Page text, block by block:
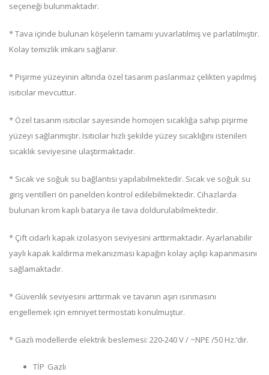
seçeneği bulunmaktadır.
* Tava içinde bulunan köşelerin tamamı yuvarlatılmış ve parlatılmıştır.
Kolay temizlik imkanı sağlanır.
* Pişirme yüzeyinin altında özel tasarım paslanmaz çelikten yapılmış
ısıtıcılar mevcuttur.
* Özel tasarım ısıtıcılar sayesinde homojen sıcaklığa sahip pişirme
yüzeyi sağlanmıştır. Isıtıcılar hızlı şekilde yüzey sıcaklığını istenilen
sıcaklık seviyesine ulaştırmaktadır.
* Sıcak ve soğuk su bağlantısı yapılabilmektedir. Sıcak ve soğuk su
giriş ventilleri ön panelden kontrol edilebilmektedir. Cihazlarda
bulunan krom kaplı batarya ile tava doldurulabilmektedir.
* Çift cidarlı kapak izolasyon seviyesini arttırmaktadır. Ayarlanabilir
yaylı kapak kaldırma mekanizması kapağın kolay açılıp kapanmasını
sağlamaktadır.
* Güvenlik seviyesini arttırmak ve tavanın aşırı ısınmasını
engellemek için emniyet termostatı konulmuştur.
* Gazlı modellerde elektrik beslemesi: 220-240 V / ~NPE /50 Hz.’dir.
TİP Gazlı